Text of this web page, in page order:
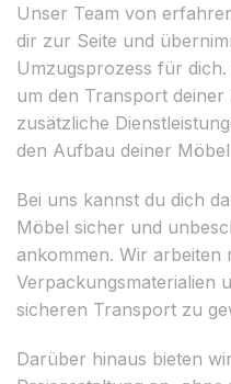
Unser Team von
dir zur Seite und
Umzugsprozess für
um den Transport
zusätzliche
den Aufbau deiner
Bei uns kannst du dich
Möbel sicher und
ankommen. Wir arbeiten
Verpackungsmaterialien
sicheren Transport zu
Darüber hinaus bieten